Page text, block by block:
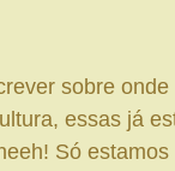
sobre
essas já
Só